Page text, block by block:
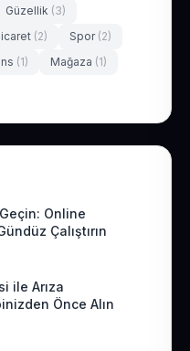
Güzellik (3)
(2) Spor (2)
(1) Mağaza (1)
Online
Çalıştırın
ile Arıza
Önce Alın